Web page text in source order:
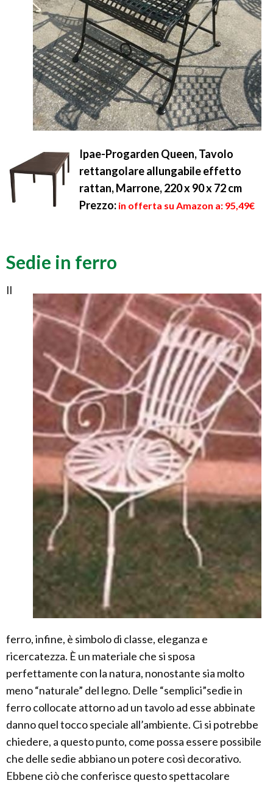
Ipae-Progarden Queen, Tavolo
rettangolare allungabile effetto
rattan, Marrone, 220 x 90 x 72 cm
Prezzo: in offerta su Amazon a: 95,49€
Sedie in ferro
Il
ferro, infine, è simbolo di classe, eleganza e
ricercatezza. È un materiale che si sposa
perfettamente con la natura, nonostante sia molto
meno “naturale” del legno. Delle “semplici”sedie in
ferro collocate attorno ad un tavolo ad esse abbinate
danno quel tocco speciale all’ambiente. Ci si potrebbe
chiedere, a questo punto, come possa essere possibile
che delle sedie abbiano un potere così decorativo.
Ebbene ciò che conferisce questo spettacolare